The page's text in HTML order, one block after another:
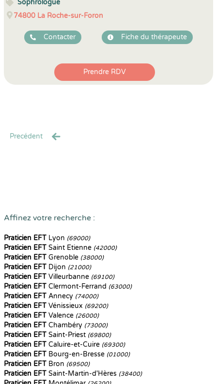
Sophrologue
74800 La Roche-sur-Foron
Contacter Fiche du thérapeute
Prendre RDV
Precédent
Affinez votre recherche :
Praticien EFT Lyon (69000)
Praticien EFT Saint Etienne (42000)
Praticien EFT Grenoble (38000)
Praticien EFT Dijon (21000)
Praticien EFT Villeurbanne (69100)
Praticien EFT Clermont-Ferrand (63000)
Praticien EFT Annecy (74000)
Praticien EFT Vénissieux (69200)
Praticien EFT Valence (26000)
Praticien EFT Chambéry (73000)
Praticien EFT Saint-Priest (69800)
Praticien EFT Caluire-et-Cuire (69300)
Praticien EFT Bourg-en-Bresse (01000)
Praticien EFT Bron (69500)
Praticien EFT Saint-Martin-d'Hères (38400)